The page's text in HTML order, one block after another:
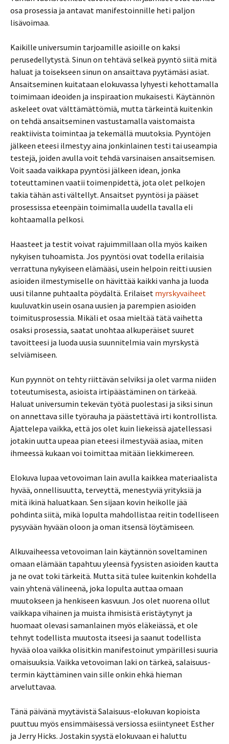
osa prosessia ja antavat manifestoinnille heti paljon
lisävoimaa.
Kaikille universumin tarjoamille asioille on kaksi
perusedellytystä. Sinun on tehtävä selkeä pyyntö siitä mitä
haluat ja toisekseen sinun on ansaittava pyytämäsi asiat.
Ansaitseminen kuitataan elokuvassa lyhyesti kehottamalla
toimimaan ideoiden ja inspiraation mukaisesti. Käytännön
askeleet ovat välttämättömiä, mutta tärkeintä kuitenkin
on tehdä ansaitseminen vastustamalla vaistomaista
reaktiivista toimintaa ja tekemällä muutoksia. Pyyntöjen
jälkeen eteesi ilmestyy aina jonkinlainen testi tai useampia
testejä, joiden avulla voit tehdä varsinaisen ansaitsemisen.
Voit saada vaikkapa pyyntösi jälkeen idean, jonka
toteuttaminen vaatii toimenpidettä, jota olet pelkojen
takia tähän asti vältellyt. Ansaitset pyyntösi ja pääset
prosessissa eteenpäin toimimalla uudella tavalla eli
kohtaamalla pelkosi.
Haasteet ja testit voivat rajuimmillaan olla myös kaiken
nykyisen tuhoamista. Jos pyyntösi ovat todella erilaisia
verrattuna nykyiseen elämääsi, usein helpoin reitti uusien
asioiden ilmestymiselle on hävittää kaikki vanha ja luoda
uusi tilanne puhtaalta pöydältä. Erilaiset myrskyvaiheet
kuuluvatkin usein osana uusien ja parempien asioiden
toimitusprosessia. Mikäli et osaa mieltää tätä vaihetta
osaksi prosessia, saatat unohtaa alkuperäiset suuret
tavoitteesi ja luoda uusia suunnitelmia vain myrskystä
selviämiseen.
Kun pyynnöt on tehty riittävän selviksi ja olet varma niiden
toteutumisesta, asioista irtipäästäminen on tärkeää.
Haluat universumin tekevän työtä puolestasi ja siksi sinun
on annettava sille työrauha ja päästettävä irti kontrollista.
Ajattelepa vaikka, että jos olet kuin liekeissä ajatellessasi
jotakin uutta upeaa pian eteesi ilmestyvää asiaa, miten
ihmeessä kukaan voi toimittaa mitään liekkimereen.
Elokuva lupaa vetovoiman lain avulla kaikkea materiaalista
hyvää, onnellisuutta, terveyttä, menestyviä yrityksiä ja
mitä ikinä haluatkaan. Sen sijaan kovin heikolle jää
pohdinta siitä, mikä lopulta mahdollistaa reitin todelliseen
pysyvään hyvään oloon ja oman itsensä löytämiseen.
Alkuvaiheessa vetovoiman lain käytännön soveltaminen
omaan elämään tapahtuu yleensä fyysisten asioiden kautta
ja ne ovat toki tärkeitä. Mutta sitä tulee kuitenkin kohdella
vain yhtenä välineenä, joka lopulta auttaa omaan
muutokseen ja henkiseen kasvuun. Jos olet nuorena ollut
vaikkapa vihainen ja muista ihmisistä eristäytynyt ja
huomaat olevasi samanlainen myös eläkeiässä, et ole
tehnyt todellista muutosta itseesi ja saanut todellista
hyvää oloa vaikka olisitkin manifestoinut ympärillesi suuria
omaisuuksia. Vaikka vetovoiman laki on tärkeä, salaisuus-
termin käyttäminen vain sille onkin ehkä hieman
arveluttavaa.
Tänä päivänä myytävistä Salaisuus-elokuvan kopioista
puuttuu myös ensimmäisessä versiossa esiintyneet Esther
ja Jerry Hicks. Jostakin syystä elokuvaan ei haluttu